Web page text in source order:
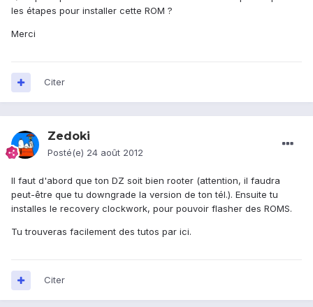
les étapes pour installer cette ROM ?
Merci
Citer
Zedoki
Posté(e) 24 août 2012
Il faut d'abord que ton DZ soit bien rooter (attention, il faudra
peut-être que tu downgrade la version de ton tél.). Ensuite tu
installes le recovery clockwork, pour pouvoir flasher des ROMS.
Tu trouveras facilement des tutos par ici.
Citer